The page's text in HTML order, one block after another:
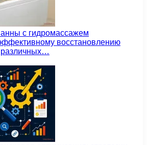
с гидромассажем
восстановлению
различных…